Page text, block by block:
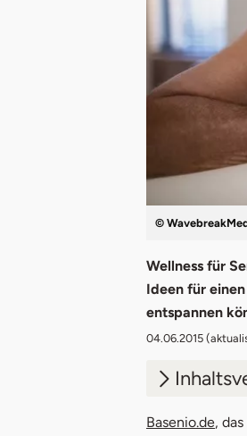
©
Wellness für
Ideen für
entspannen
04.06.2015
1.
Basenio.de,